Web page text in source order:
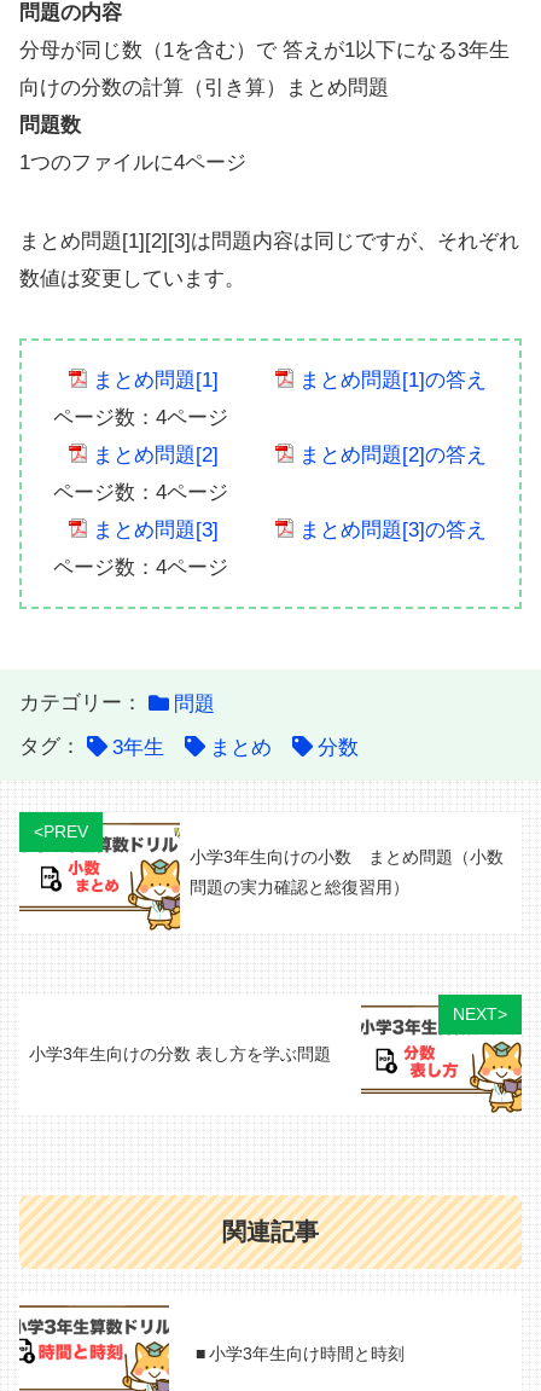
問題の内容
分母が同じ数（1を含む）で 答えが1以下になる3年生
向けの分数の計算（引き算）まとめ問題
問題数
1つのファイルに4ページ
まとめ問題[1][2][3]は問題内容は同じですが、それぞれ
数値は変更しています。
まとめ問題[1]
まとめ問題[1]の答え
ページ数：4ページ
まとめ問題[2]
まとめ問題[2]の答え
ページ数：4ページ
まとめ問題[3]
まとめ問題[3]の答え
ページ数：4ページ
カテゴリー：
問題
タグ：
3年生 まとめ 分数
<PREV
小学3年生向けの小数 まとめ問題（小数
問題の実力確認と総復習用）
NEXT>
小学3年生向けの分数 表し方を学ぶ問題
関連記事
小学3年生向け時間と時刻